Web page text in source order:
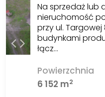
Na sprzedaż lub
nieruchomość
przy ul.
budynkami
łącz…
Powierzchnia
6 152 m2